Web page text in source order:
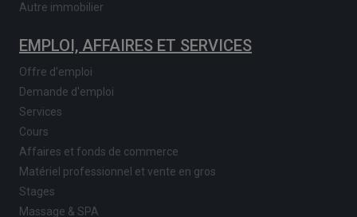
Autre immobilier
EMPLOI, AFFAIRES ET SERVICES
Offre d'emploi
Demande d'emploi
Services
Cours
Affaires et fonds de commerce
Matériel professionnel et vente en gros
Stages
Massage & SPA